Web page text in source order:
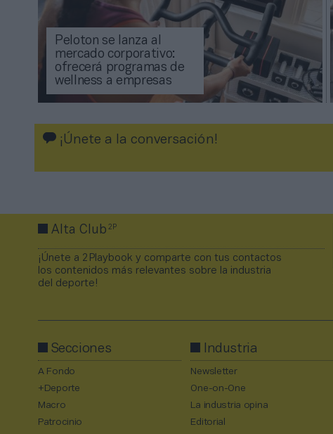
Peloton se lanza al
mercado corporativo:
ofrecerá programas de
wellness a empresas
¡Únete a la conversación!
Alta Club2P
¡Únete a 2Playbook y comparte con tus contactos
los contenidos más relevantes sobre la industria
del deporte!
Secciones
A Fondo
+Deporte
Macro
Patrocinio
Industria
Newsletter
One-on-One
La industria opina
Editorial